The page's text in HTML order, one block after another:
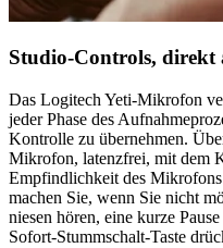
Studio-Controls,
Das Logitech Yeti-Mikrofon
jeder Phase des
Kontrolle zu übernehmen.
Mikrofon, latenzfrei, mit dem
Empfindlichkeit des
machen Sie, wenn Sie nicht
niesen hören, eine kurze
Sofort-Stummschalt-Taste